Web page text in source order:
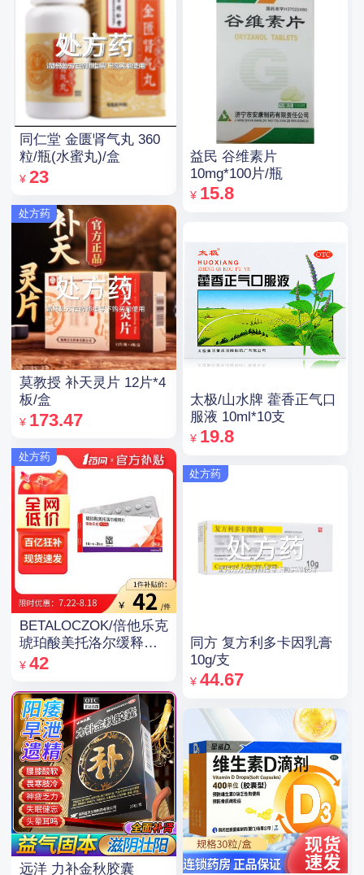
同仁堂 金匮肾气丸 360
粒/瓶(水蜜丸)/盒
¥ 23
处方药
莫教授 补天灵片 12片*4
板/盒
¥ 173.47
处方药
BETALOCZOK/倍他乐克
琥珀酸美托洛尔缓释片
47.5mg*14片*2板
¥ 42
远洋 力补金秋胶囊
益民 谷维素片
10mg*100片/瓶
¥ 15.8
太极/山水牌 藿香正气口
服液 10ml*10支
¥ 19.8
处方药
同方 复方利多卡因乳膏
10g/支
¥ 44.67